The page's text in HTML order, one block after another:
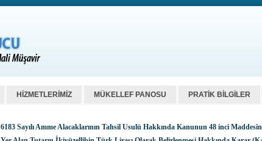
HİZMETLERİMİZ MÜKELLEF PANOSU PRATİK BİLGİLER
6183 Sayılı Amme Alacaklarının Tahsil Usulü Hakkında Kanunun 48 inci